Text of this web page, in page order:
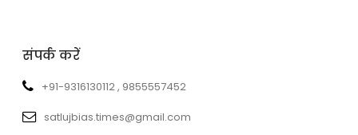
संपर्क करें
+91-9316130112 , 9855557452
satlujbias.times@gmail.com